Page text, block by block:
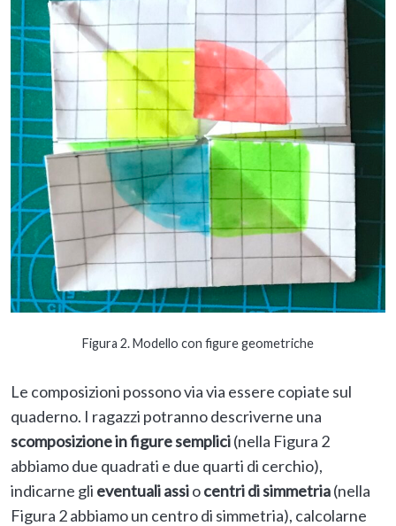
Figura 2. Modello con figure geometriche
Le composizioni possono via via essere copiate sul
quaderno. I ragazzi potranno descriverne una
scomposizione in figure semplici(nella Figura 2
abbiamo due quadrati e due quarti di cerchio),
indicarne gli eventuali assiocentri di simmetria(nella
Figura 2 abbiamo un centro di simmetria), calcolarne